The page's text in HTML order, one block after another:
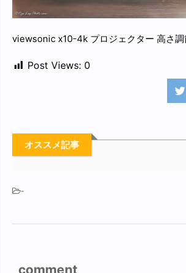
viewsonic x10-4k プロジェクター 高さ調
Post Views: 0
オススメ記事
-
comment